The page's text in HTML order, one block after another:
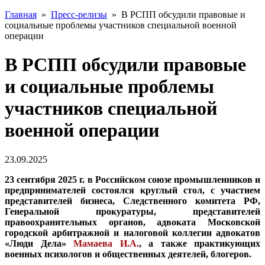
Главная » Пресс-релизы » В РСПП обсудили правовые и
социальные проблемы участников специальной военной
операции
В РСПП обсудили правовые
и социальные проблемы
участников специальной
военной операции
23.09.2025
23 сентября 2025 г. в Российском союзе промышленников и
предпринимателей состоялся круглый стол, с участием
представителей бизнеса, Следственного комитета РФ,
Генеральной прокуратуры, представителей
правоохранительных органов, адвоката Московской
городской арбитражной и налоговой коллегии адвокатов
«Люди Дела» Мамаева И.А., а также практикующих
военных психологов и общественных деятелей, блогеров.